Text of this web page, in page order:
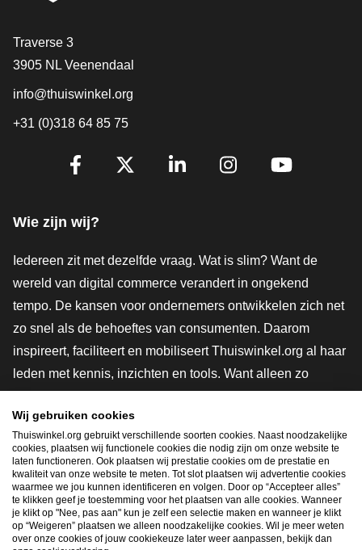
Contact
Traverse 3
3905 NL Veenendaal
info@thuiswinkel.org
+31 (0)318 64 85 75
Volg je ons al?
Wie zijn wij?
Iedereen zit met dezelfde vraag. Wat is slim? Want de
wereld van digital commerce verandert in ongekend
tempo. De kansen voor ondernemers ontwikkelen zich net
zo snel als de behoeftes van consumenten. Daarom
inspireert, faciliteert en mobiliseert Thuiswinkel.org al haar
leden met kennis, inzichten en tools. Want alleen zo
innovatievere toekomst. Dus groei ook mee en maak
shoppen slimmer.
Lid worden
Snel navigeren
Wij gebruiken cookies
Thuiswinkel.org gebruikt verschillende soorten cookies. Naast noodzakelijke
cookies, plaatsen wij functionele cookies die nodig zijn om onze website te
laten functioneren. Ook plaatsen wij prestatie cookies om de prestatie en
kwaliteit van onze website te meten. Tot slot plaatsen wij advertentie cookies
waarmee we jou kunnen identificeren en volgen. Door op “Accepteer alles”
te klikken geef je toestemming voor het plaatsen van alle cookies. Wanneer
je klikt op "Nee, pas aan" kun je zelf een selectie maken en wanneer je klikt
op “Weigeren” plaatsen we alleen noodzakelijke cookies. Wil je meer weten
over onze cookies of jouw cookiekeuze later weer aanpassen, bekijk dan